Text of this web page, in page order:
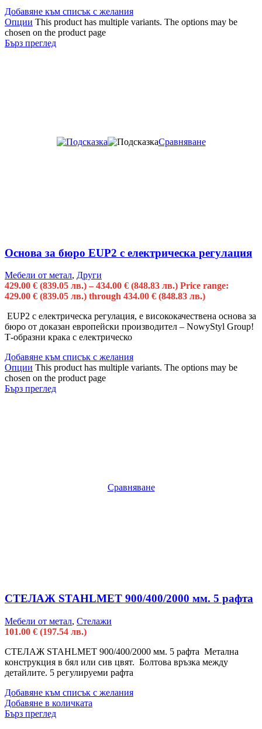
Добавяне към списък с желания
Опции This product has multiple variants. The options may be
chosen on the product page
Бърз преглед
Сравняване
Основа за бюро EUP2 с електрическа регулация
Мебели от метал, Други
429.00 € (839.05 лв.) – 434.00 € (848.83 лв.) Price range:
429.00 € (839.05 лв.) through 434.00 € (848.83 лв.)
EUP2 с електрическа регулация, e висококачественa основа за
бюро от доказан европейски производител – NowyStyl Group!
Т-образни крака с електрическо
Добавяне към списък с желания
Опции This product has multiple variants. The options may be
chosen on the product page
Бърз преглед
Сравняване
СТЕЛАЖ STAHLMET 900/400/2000 мм. 5 рафта
Мебели от метал, Стелажи
101.00 € (197.54 лв.)
СТЕЛАЖ STAHLMET 900/400/2000 мм. 5 рафта Метална
конструкция в бял или сив цвят. Болтова връзка между
детайлите. 5 регулируеми рафта
Добавяне към списък с желания
Добавяне в количката
Бърз преглед